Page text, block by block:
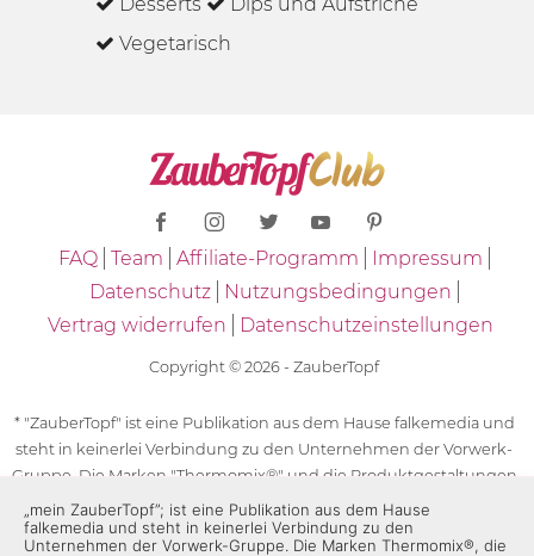
Vegetarisch
FAQ Team Affiliate-Programm
Impressum
Datenschutz
Nutzungsbedingungen
Vertrag widerrufen
Datenschutzeinstellungen
Copyright © 2026 - ZauberTopf
* "ZauberTopf" ist eine Publikation aus dem Hause falkemedia und
steht in keinerlei Verbindung zu den Unternehmen der Vorwerk-
Gruppe. Die Marken "Thermomix®" und die Produktgestaltungen
des "Thermomix®" sind eingetragene Marken der Unternehmen
der Vorwerk-Gruppe. Die Marken Thermomix®, die Zeichen TM5®,
„mein ZauberTopf”; ist eine Publikation aus dem Hause
falkemedia und steht in keinerlei Verbindung zu den
Unternehmen der Vorwerk-Gruppe. Die Marken Thermomix®, die